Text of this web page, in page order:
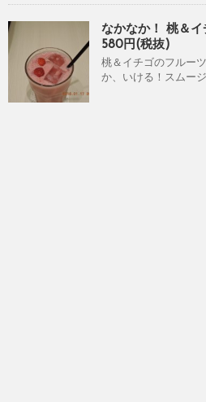
なかなか！ 桃＆
580円(税抜)
桃＆イチゴのフルー
か、いける！スムー